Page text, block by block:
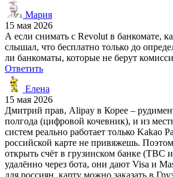
Мария
15 мая 2026
А если снимать с Revolut в банкомате,
слышал, что бесплатно только до
ли банкоматы, которые не берут
Ответить
Елена
15 мая 2026
Дмитрий прав, Alipay в Корее –
полгода (цифровой кочевник), и из
систем реально работает только Kakao
российской карте не привяжешь.
открыть счёт в грузинском банке (TBC
удалённо через бота, они дают Visa и
для россиян, карту можно заказать в